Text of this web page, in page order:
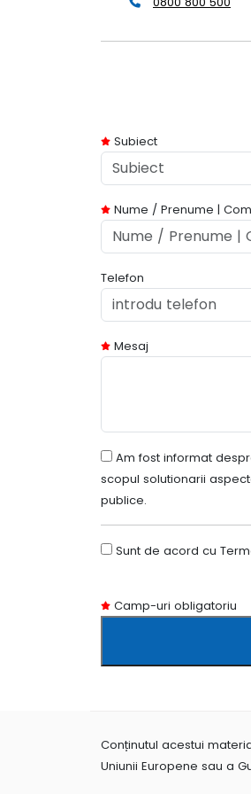
Subiect
Nume / Prenume |
Telefon
Mesaj
Am fost informat
scopul solutionarii
publice.
Sunt de acord cu
Camp-uri obligatoriu
Conținutul acestui
Uniunii Europene sau a